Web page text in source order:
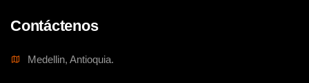
Contáctenos
Medellin, Antioquia.